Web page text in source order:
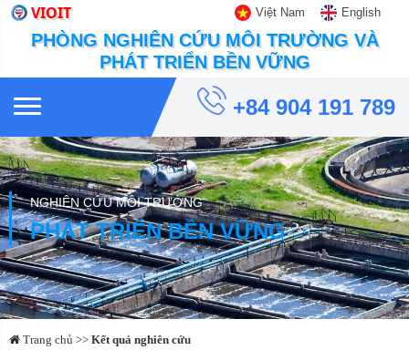
VIOIT Việt Nam English
PHÒNG NGHIÊN CỨU MÔI TRƯỜNG VÀ
PHÁT TRIỂN BỀN VỮNG
+84 904 191 789
NGHIÊN CỨU MÔI TRƯỜNG
PHÁT TRIỂN BỀN VỮNG
Trang chủ >> Kết quả nghiên cứu